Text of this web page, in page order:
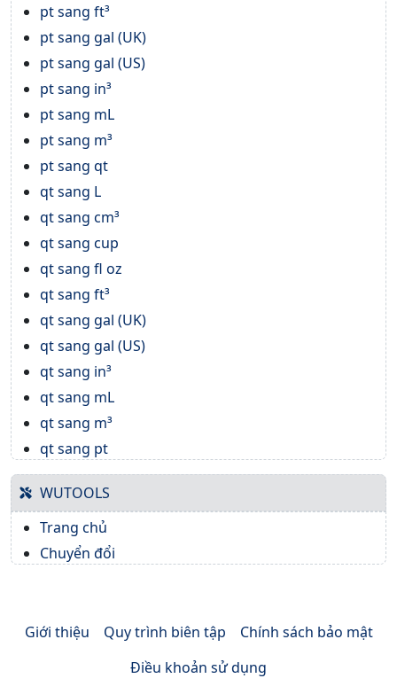
pt sang ft³
pt sang gal (UK)
pt sang gal (US)
pt sang in³
pt sang mL
pt sang m³
pt sang qt
qt sang L
qt sang cm³
qt sang cup
qt sang fl oz
qt sang ft³
qt sang gal (UK)
qt sang gal (US)
qt sang in³
qt sang mL
qt sang m³
qt sang pt
WUTOOLS
Trang chủ
Chuyển đổi
Giới thiệu Quy trình biên tập
Chính sách bảo mật
Điều khoản sử dụng